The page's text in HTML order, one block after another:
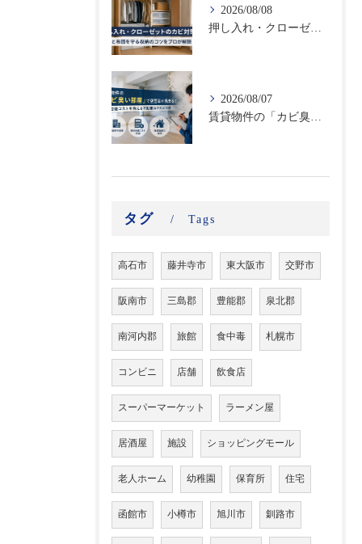
2026/08/08
押し入れ・クローゼットのカビ対策｜衣類と布団を守る収納のコツをプロが解説
2026/08/07
タグ Tags
高石市 藤井寺市 東大阪市 交野市
阪南市 三島郡 豊能郡 泉北郡
南河内郡 旅館 食中毒 札幌市
コンビニ 店舗 飲食店
スーパーマーケット ラーメン屋
居酒屋 施設 ショッピングモール
老人ホーム 幼稚園 保育所 住宅
函館市 小樽市 旭川市 釧路市